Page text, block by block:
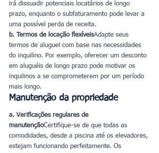
irá dissuadir potenciais locatários de longo
prazo, enquanto o subfaturamento pode levar a
uma possível perda de receita.
b. Termos de locação flexíveisAdapte seus
termos de aluguel com base nas necessidades
do inquilino. Por exemplo, oferecer um desconto
em aluguéis de longo prazo pode motivar os
inquilinos a se comprometerem por um período
mais longo.
Manutenção da propriedade
a. Verificações regulares de
manutençãoCertifique-se de que todas as
comodidades, desde a piscina até os elevadores,
estejam funcionando perfeitamente. Os